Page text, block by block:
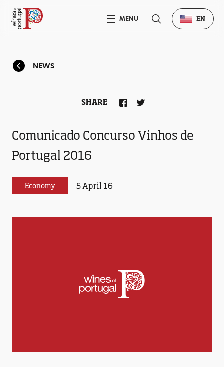
NEWS
Comunicado Concurso Vinhos de
Portugal 2016
Economy 5 April 16
SHARE
MENU EN